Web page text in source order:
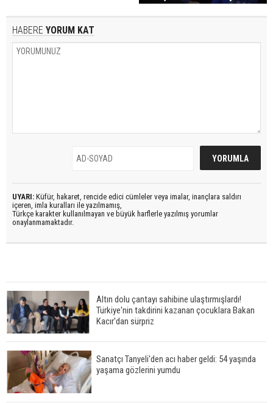
HABERE YORUM KAT
UYARI: Küfür, hakaret, rencide edici cümleler veya imalar, inançlara saldırı
içeren, imla kuralları ile yazılmamış,
Türkçe karakter kullanılmayan ve büyük harflerle yazılmış yorumlar
onaylanmamaktadır.
Altın dolu çantayı sahibine ulaştırmışlardı!
Türkiye'nin takdirini kazanan çocuklara Bakan
Kacır'dan sürpriz
Sanatçı Tanyeli'den acı haber geldi: 54 yaşında
yaşama gözlerini yumdu